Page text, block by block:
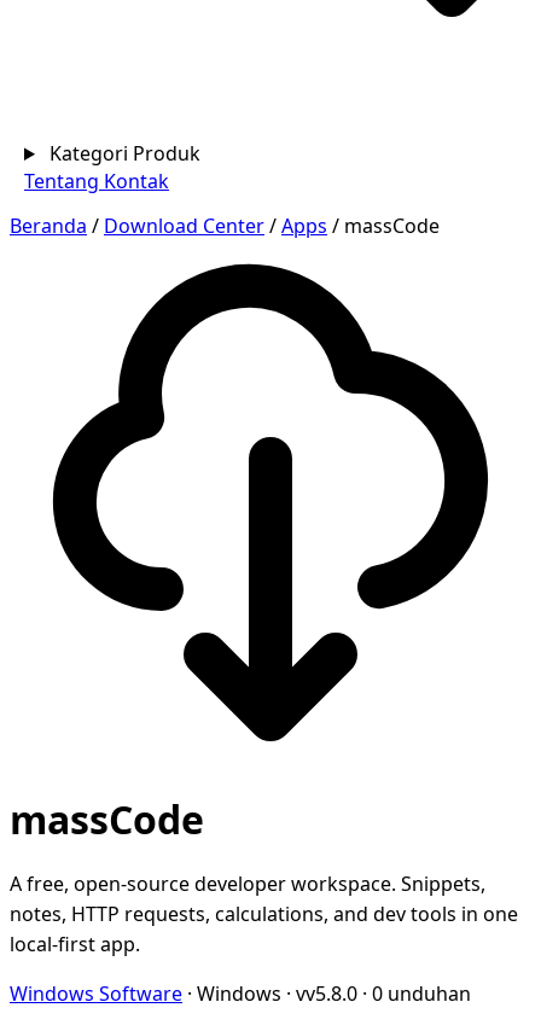
Kategori Produk
Tentang Kontak
Beranda / Download Center/Apps / massCode
massCode
A free, open-source developer workspace. Snippets,
notes, HTTP requests, calculations, and dev tools in one
local-first app.
Windows Software · Windows · vv5.8.0 · 0 unduhan